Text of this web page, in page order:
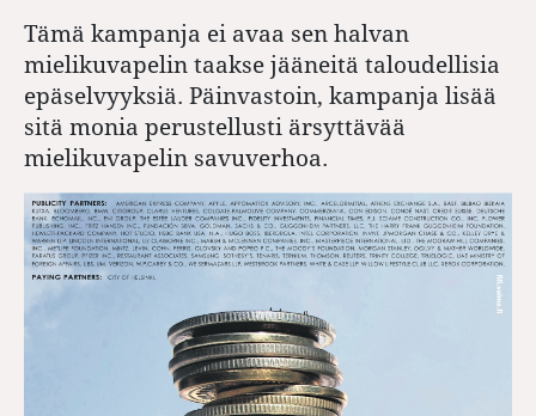
Tämä kampanja ei avaa sen halvan
mielikuvapelin taakse jääneitä taloudellisia
epäselvyyksiä. Päinvastoin, kampanja lisää
sitä monia perustellusti ärsyttävää
mielikuvapelin savuverhoa.